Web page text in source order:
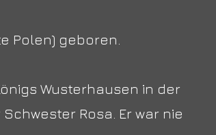
Polen) geboren.
Wusterhausen in der
Rosa. Er war nie